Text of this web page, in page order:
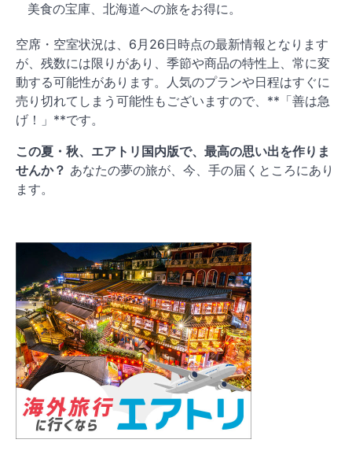
美食の宝庫、北海道への旅をお得に。
空席・空室状況は、6月26日時点の最新情報となります
が、残数には限りがあり、季節や商品の特性上、常に変
動する可能性があります。人気のプランや日程はすぐに
売り切れてしまう可能性もございますので、**「善は急
げ！」**です。
この夏・秋、エアトリ国内版で、最高の思い出を作りま
せんか？ あなたの夢の旅が、今、手の届くところにあり
ます。